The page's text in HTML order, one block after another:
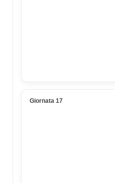
Giornata 17